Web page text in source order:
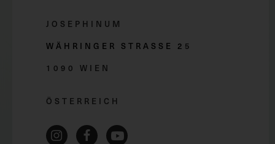
JOSEPHINUM
WÄHRINGER STRASSE 2 5
1090 WIEN
ÖSTERREICH